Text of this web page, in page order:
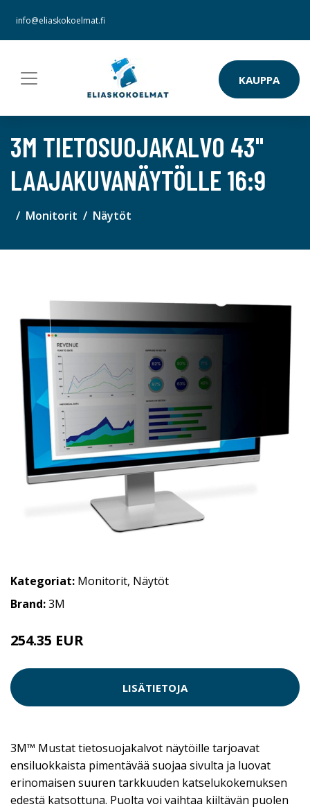
info@eliaskokoelmat.fi
KAUPPA
3M TIETOSUOJAKALVO 43"
LAAJAKUVANÄYTÖLLE 16:9
Monitorit Näytöt
Kategoriat: Monitorit, Näytöt
Brand:3M
254.35 EUR
LISÄTIETOJA
3M™ Mustat tietosuojakalvot näytöille tarjoavat
ensiluokkaista pimentävää suojaa sivulta ja luovat
erinomaisen suuren tarkkuuden katselukokemuksen
edestä katsottuna. Puolta voi vaihtaa kiiltävän puolen